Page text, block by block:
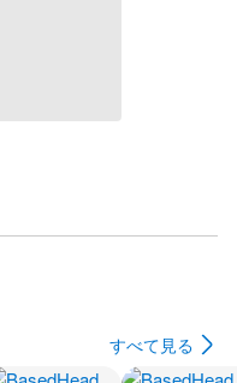
すべて見る